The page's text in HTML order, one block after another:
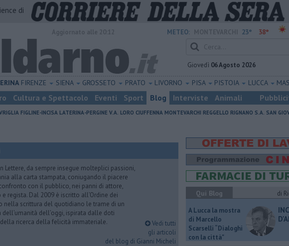
di
METEO: 23° 38°
Giovedì 06 Agosto 2026
FIRENZE SIENA GROSSETO PRATO LIVORNO PISA PISTOIA LUCCA
Cultura e Spettacolo Eventi Sport Blog Interviste Animali
FIGLINE-INCISA LATERINA-PERGINE V.A. LORO CIUFFENNA MONTEVARCHI REGGELLO RIGNANO S.A. SAN
da sempre insegue molteplici passioni,
alla carta stampata, coniugando il piacere
con il pubblico, nei panni di attore,
regista. Dal 2009 è iscritto all’Ordine dei
nella scrittura del quotidiano le trame di un
dell’oggi, ispirata dalle doti
ricerca della felicità immateriale.
Vedi tutti
gli articoli
del blog di Gianni Micheli
Qui Blog
di
A Lucca la mostra
di Marcello
Scarselli “Dialoghi
con la città"